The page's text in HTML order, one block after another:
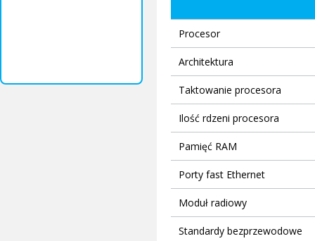
Procesor
Architektura
Taktowanie procesora
Ilość rdzeni procesora
Pamięć RAM
Porty fast Ethernet
Moduł radiowy
Standardy bezprzewodowe